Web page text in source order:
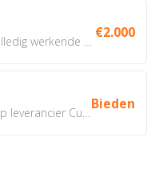
€2.000
Bieden